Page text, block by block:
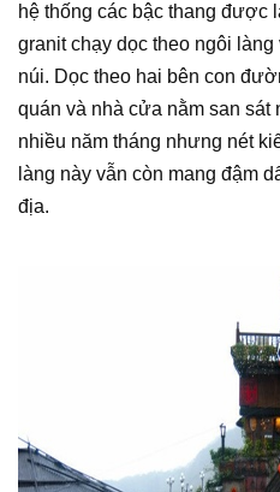
hệ thống các bậc thang được
granit chạy dọc theo ngôi
núi. Dọc theo hai bên con
quán và nhà cửa nằm san sát
nhiều năm tháng nhưng nét
làng này vẫn còn mang đậm
địa.